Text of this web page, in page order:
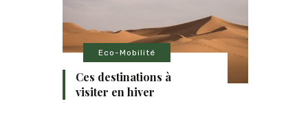
Eco-Mobilité
Ces destinations à
visiter en hiver